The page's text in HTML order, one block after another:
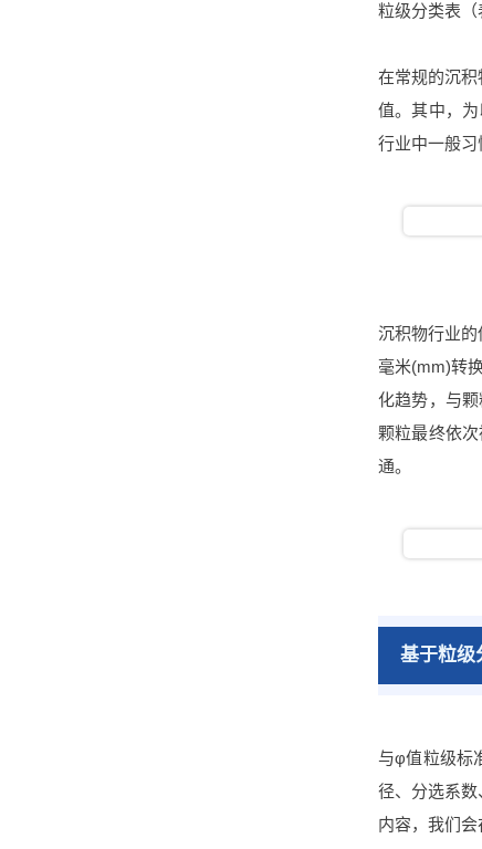
粒级分类表（
在常规的沉
值。其中，
行业中一般习
沉积物行业
毫米(mm)转
化趋势，与
颗粒最终依
通。
基于粒级
与φ值粒级标
径、分选系
内容，我们